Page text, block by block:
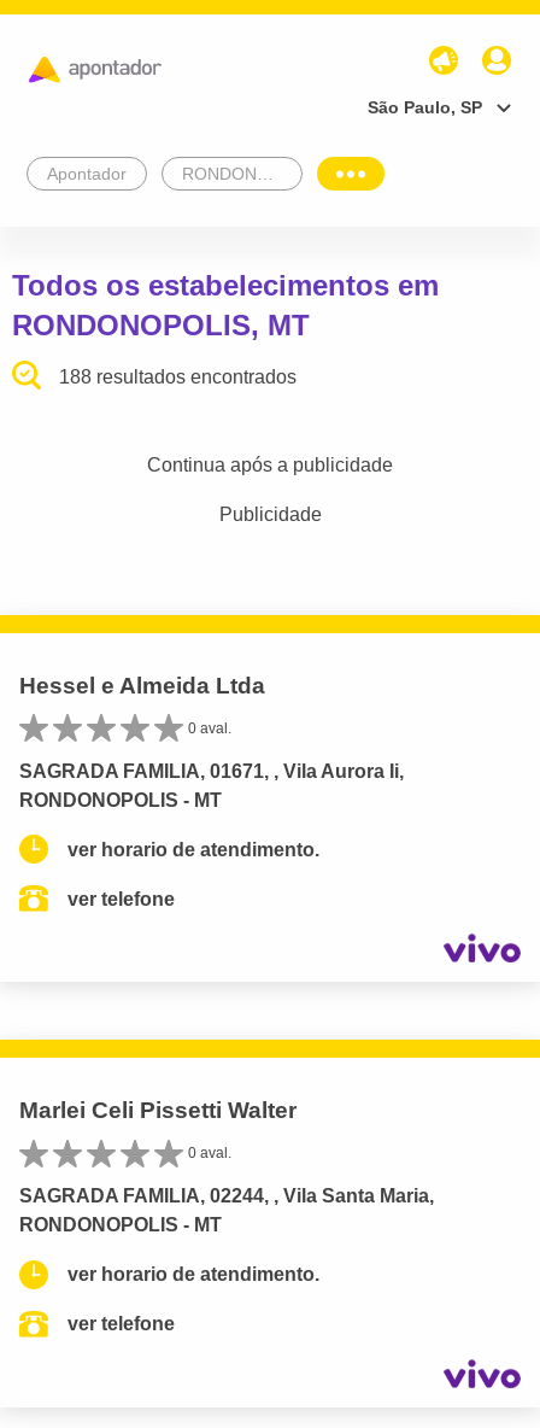
São Paulo, SP
Apontador
Todos os estabelecimentos em
RONDONOPOLIS, MT
188 resultados encontrados
Continua após a publicidade
Publicidade
Hessel e Almeida Ltda
0 aval.
SAGRADA FAMILIA, 01671, , Vila Aurora Ii,
RONDONOPOLIS - MT
ver horario de atendimento.
ver telefone
Marlei Celi Pissetti Walter
0 aval.
SAGRADA FAMILIA, 02244, , Vila Santa Maria,
RONDONOPOLIS - MT
ver horario de atendimento.
ver telefone